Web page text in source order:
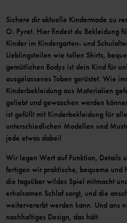
Sichere dir aktuelle Kindermode zu
O. Pyret. Hier findest du Bekleidung
Kinder im Kindergarten- und
Lieblingsteilen wie tollen Shirts,
gemütlichen Bodys ist dein Kind für
ausgelassenes Toben gerüstet. Wie
Kinderbekleidung aus Materialien
geliebt und gewaschen werden
ist gefüllt mit Kinderbekleidung für
unterschiedlichen Modellen und
jede etwas dabei!
Wir legen Wert auf Funktion, Details
fertigen wir praktische, bequeme und
die tagsüber wildes Spiel mitmacht
erholsamen Schlaf sorgt, und die
weitervererbt werden kann. Und ans
nachhaltiges Design, das hält.